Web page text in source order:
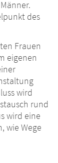
des
Frauen
eigenen
wird
rund
wird eine
wie Wege